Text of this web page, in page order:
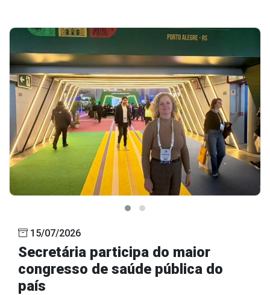
15/07/2026
Secretária participa do maior
congresso de saúde pública do
país